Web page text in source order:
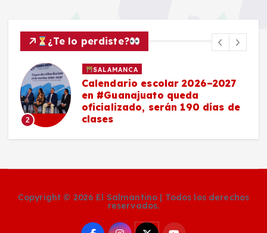
¿Te lo perdiste?
2
SALAMANCA
Calendario escolar 2026–2027
en #Guanajuato queda
oficializado, serán 190 días de
clases
Copyright © 2026 El Salmantino | Todos los derechos
reservados.